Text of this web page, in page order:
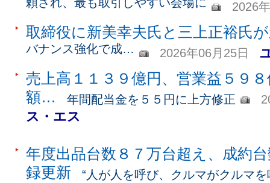
頼され、最も取引しやすい会場に 2026
取締役に新美幸夫氏と三上正裕氏
バナンス強化で成… 2026年06月25日
売上高１１３９億円、営業益５９
額… 年間配当金を５５円に上方修正
ス・エス
年度出品台数８７万台超え、成約
録更新 “人が人を呼び、クルマがクルマ